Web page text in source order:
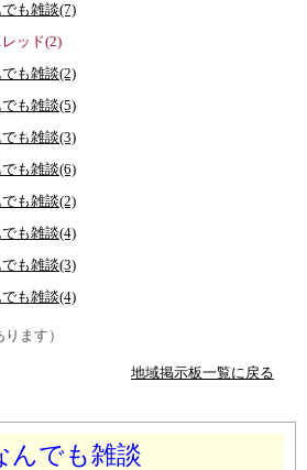
でも雑談(7)
ッド(2)
でも雑談(2)
でも雑談(5)
でも雑談(3)
でも雑談(6)
でも雑談(2)
でも雑談(4)
でも雑談(3)
でも雑談(4)
ます）
地域掲示板一覧に戻る
んでも雑談